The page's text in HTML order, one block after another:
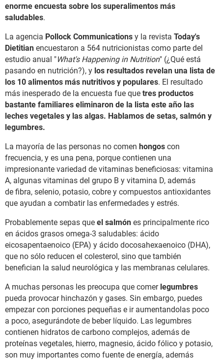
enorme encuesta sobre los superalimentos más
saludables.
La agencia Pollock Communications y la revista Today's
Dietitian encuestaron a 564 nutricionistas como parte del
estudio anual "What's Happening in Nutrition" (¿Qué está
pasando en nutrición?), y los resultados revelan una lista de
los 10 alimentos más nutritivos y populares. El resultado
más inesperado de la encuesta fue que tres productos
bastante familiares eliminaron de la lista este año las
leches vegetales y las algas. Hablamos de setas, salmón y
legumbres.
La mayoría de las personas no comen hongos con
frecuencia, y es una pena, porque contienen una
impresionante variedad de vitaminas beneficiosas: vitamina
A, algunas vitaminas del grupo B y vitamina D, además
de fibra, selenio, potasio, cobre y compuestos antioxidantes
que ayudan a combatir las enfermedades y estrés.
Probablemente sepas que el salmón es principalmente rico
en ácidos grasos omega-3 saludables: ácido
eicosapentaenoico (EPA) y ácido docosahexaenoico (DHA),
que no sólo reducen el colesterol, sino que también
benefician la salud neurológica y las membranas celulares.
A muchas personas les preocupa que comer legumbres
pueda provocar hinchazón y gases. Sin embargo, puedes
empezar con porciones pequeñas e ir aumentandolas poco
a poco, asegurándote de beber líquido. Las legumbres
contienen hidratos de carbono complejos, además de
proteínas vegetales, hierro, magnesio, ácido fólico y potasio,
son muy importantes como fuente de energía, además